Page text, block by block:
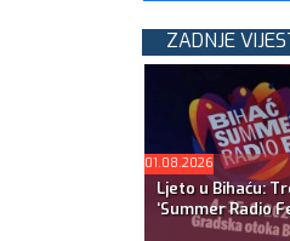
ZADNJE
01.08.2026
Ljeto u Bihaću:
‘Summer Radio